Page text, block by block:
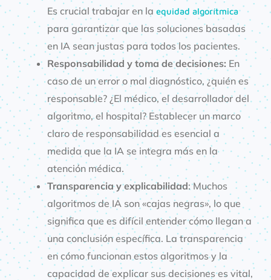
Es crucial trabajar en la equidad algorítmica
para garantizar que las soluciones basadas
en IA sean justas para todos los pacientes.
Responsabilidad y toma de decisiones: En
caso de un error o mal diagnóstico, ¿quién es
responsable? ¿El médico, el desarrollador del
algoritmo, el hospital? Establecer un marco
claro de responsabilidad es esencial a
medida que la IA se integra más en la
atención médica.
Transparencia y explicabilidad: Muchos
algoritmos de IA son «cajas negras», lo que
significa que es difícil entender cómo llegan a
una conclusión específica. La transparencia
en cómo funcionan estos algoritmos y la
capacidad de explicar sus decisiones es vital,